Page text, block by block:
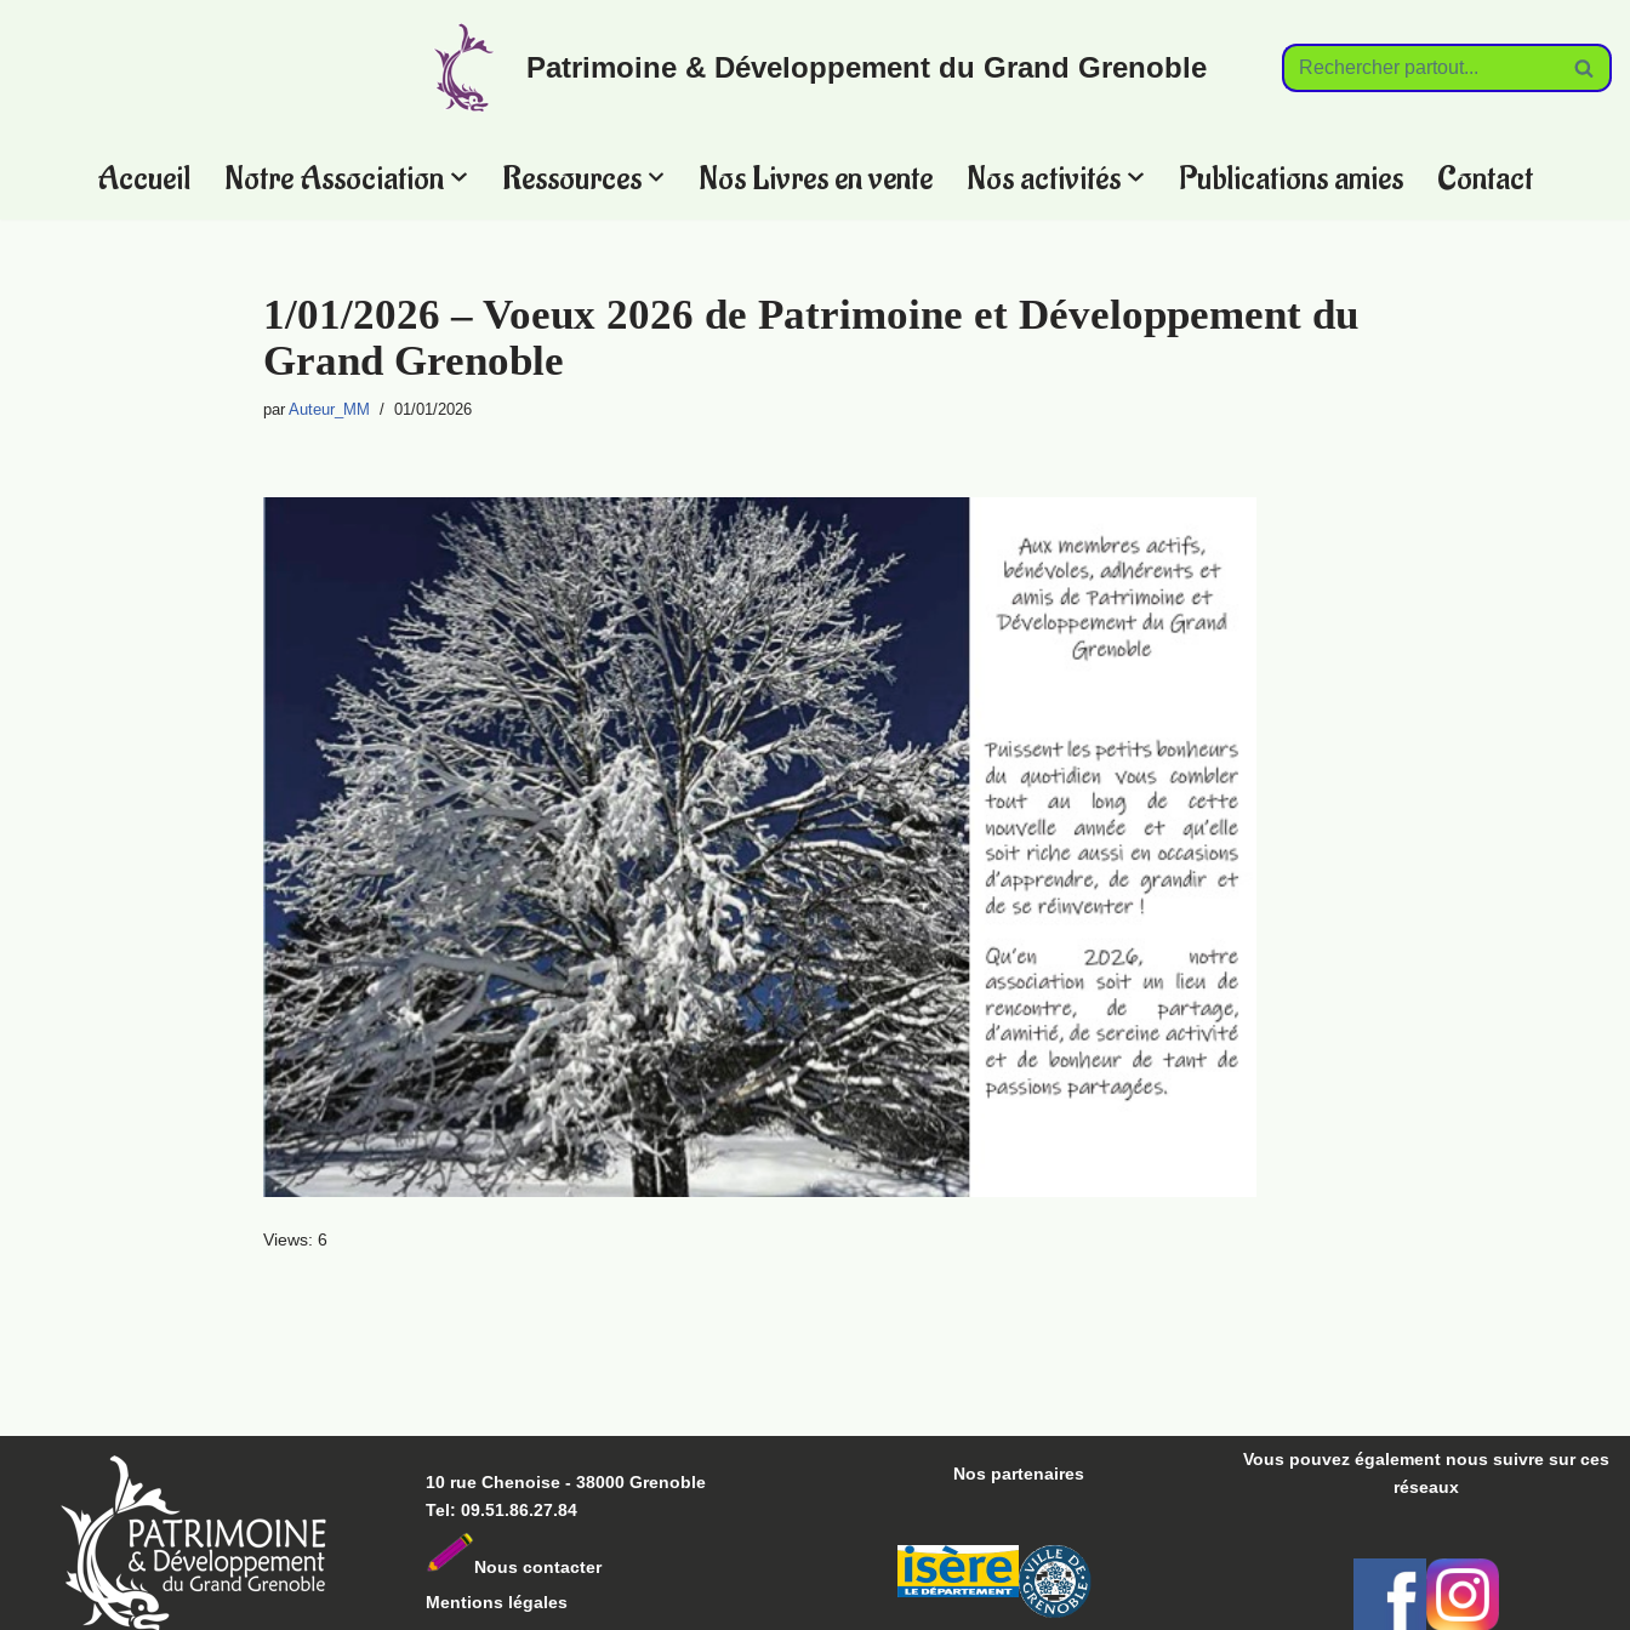
Patrimoine & Développement du Grand Grenoble
Accueil Notre Association Ressources Nos Livres en vente Nos activités Publications amies Contact
1/01/2026 – Voeux 2026 de Patrimoine et Développement du
Grand Grenoble
par Auteur_MM 01/01/2026
Views: 6
10 rue Chenoise - 38000 Grenoble
Tel: 09.51.86.27.84
Nous contacter
Mentions légales
Nos partenaires
Vous pouvez également nous suivre sur ces
réseaux